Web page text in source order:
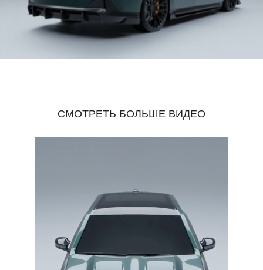
СМОТРЕТЬ БОЛЬШЕ ВИДЕО